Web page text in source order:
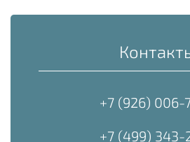
+7 (926) 006-
+7 (499) 343-